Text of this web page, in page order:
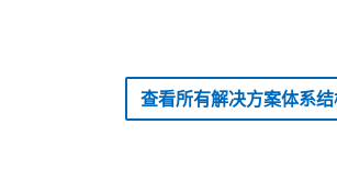
https:// 查看所有解决方案体系